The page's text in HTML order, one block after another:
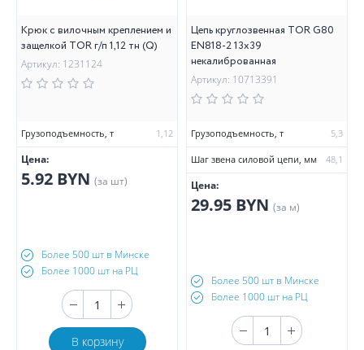
Крюк с вилочным креплением и
защелкой TOR г/п 1,12 тн (Q)
Артикул: 1231124
Грузоподъемность, т 1,12
Цена:
5.92 BYN (за шт)
Более 500 шт в Минске
Более 1000 шт на РЦ
В корзину
Цепь круглозвенная TOR G80
EN818-2 13х39
некалиброванная
Артикул: 10713391
Грузоподъемность, т 5,3
Шаг звена силовой цепи, мм 48,1
Цена:
29.95 BYN (за м)
Более 500 шт в Минске
Более 1000 шт на РЦ